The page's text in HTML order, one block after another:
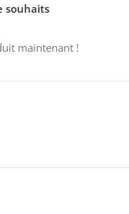
souhaits
maintenant !